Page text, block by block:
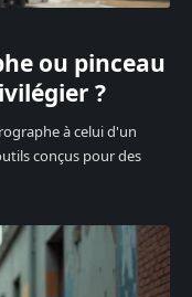
ou pinceau
?
à celui d'un
conçus pour des